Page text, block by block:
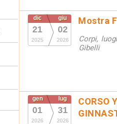
dic
21
2025
giu
02
2026
Mostra
Corpi,
Gibelli
gen
01
2026
lug
31
2026
CORSO